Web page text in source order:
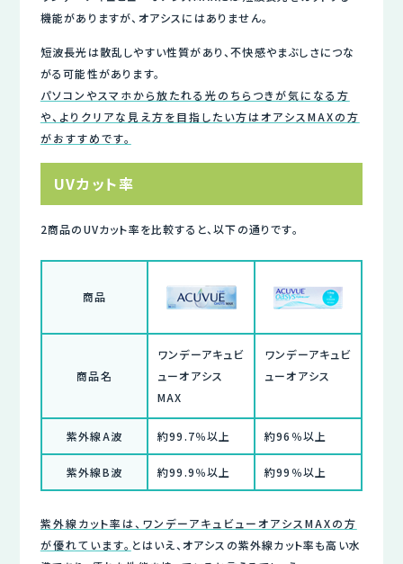
機能がありますが、オアシスにはありません。
短波長光は散乱しやすい性質があり、不快感やまぶしさにつな
がる可能性があります。
パソコンやスマホから放たれる光のちらつきが気になる方
や、よりクリアな見え方を目指したい方はオアシスMAXの方
がおすすめです。
UVカット率
2商品のUVカット率を比較すると、以下の通りです。
商品
商品名
ワンデーアキュビ
ューオアシス
MAX
ワンデーアキュビ
ューオアシス
紫外線A波 約99.7％以上 約96％以上
紫外線B波 約99.9％以上 約99％以上
紫外線カット率は、ワンデーアキュビューオアシスMAXの方
が優れています。 とはいえ、オアシスの紫外線カット率も高い水